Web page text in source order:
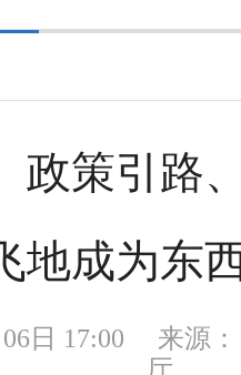
政策引
地成为东
06日 17:00 来源